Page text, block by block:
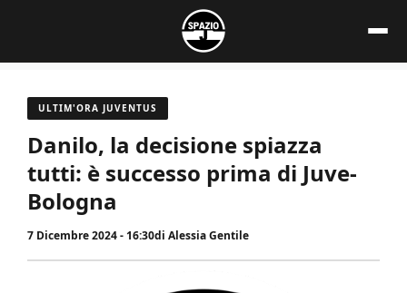
contenuto
ULTIM'ORA JUVENTUS
Danilo, la decisione spiazza
tutti: è successo prima di Juve-
Bologna
7 Dicembre 2024 - 16:30di Alessia Gentile